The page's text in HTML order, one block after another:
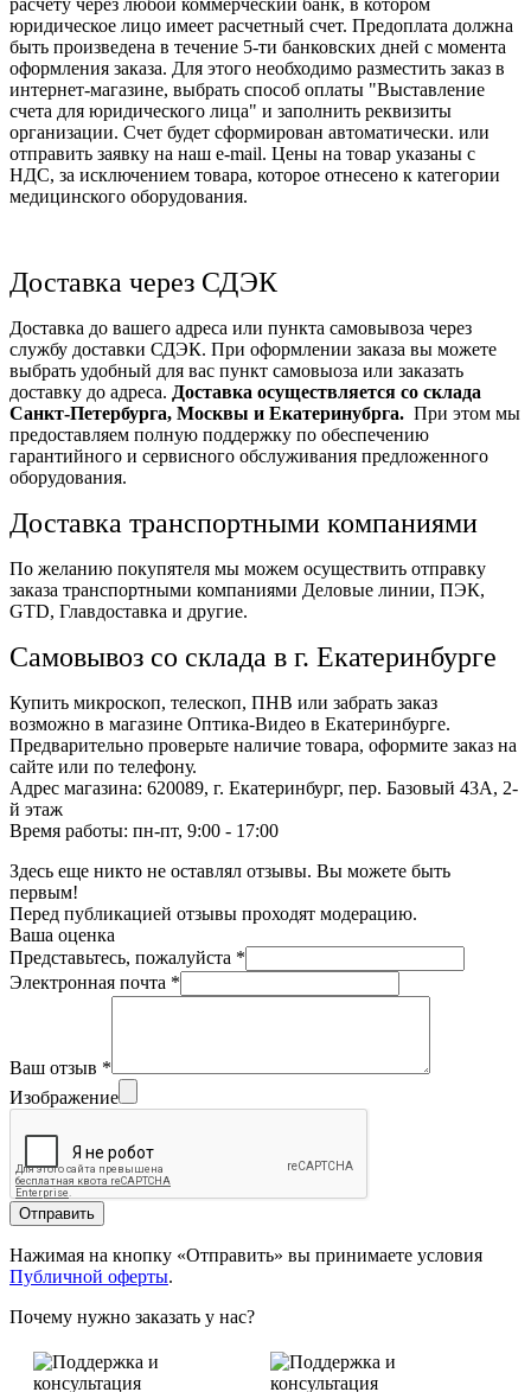
юридическое лицо имеет расчетный счет. Предоплата должна
быть произведена в течение 5-ти банковских дней с момента
оформления заказа. Для этого необходимо разместить заказ в
интернет-магазине, выбрать способ оплаты "Выставление
счета для юридического лица" и заполнить реквизиты
организации. Счет будет сформирован автоматически. или
отправить заявку на наш e-mail. Цены на товар указаны с
НДС, за исключением товара, которое отнесено к категории
медицинского оборудования.
Доставка через СДЭК
Доставка до вашего адреса или пункта самовывоза через
службу доставки СДЭК. При оформлении заказа вы можете
выбрать удобный для вас пункт самовыоза или заказать
доставку до адреса. Доставка осуществляется со склада
Санкт-Петербурга, Москвы и Екатеринубрга. При этом мы
предоставляем полную поддержку по обеспечению
гарантийного и сервисного обслуживания предложенного
оборудования.
Доставка транспортными компаниями
По желанию покупятеля мы можем осуществить отправку
заказа транспортными компаниями Деловые линии, ПЭК,
GTD, Главдоставка и другие.
Самовывоз со склада в г. Екатеринбурге
Купить микроскоп, телескоп, ПНВ или забрать заказ
возможно в магазине Оптика-Видео в Екатеринбурге.
Предварительно проверьте наличие товара, оформите заказ на
сайте или по телефону.
Адрес магазина: 620089, г. Екатеринбург, пер. Базовый 43А, 2-
й этаж
Время работы: пн-пт, 9:00 - 17:00
Здесь еще никто не оставлял отзывы. Вы можете быть
первым!
Перед публикацией отзывы проходят модерацию.
Ваша оценка
Представьтесь, пожалуйста *
Электронная почта *
Ваш отзыв *
Изображение
Отправить
Нажимая на кнопку «Отправить» вы принимаете условия
Публичной оферты.
Почему нужно заказать у нас?